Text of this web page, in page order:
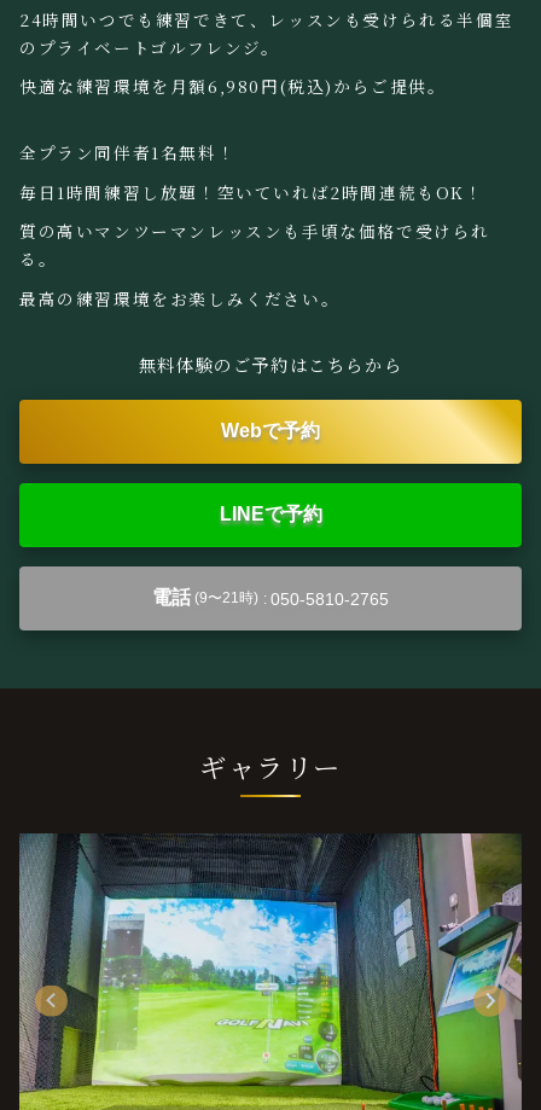
24時間いつでも練習できて、レッスンも受けられる半個室
のプライベートゴルフレンジ。
快適な練習環境を月額6,980円(税込)からご提供。
全プラン同伴者1名無料！
毎日1時間練習し放題！空いていれば2時間連続もOK！
質の高いマンツーマンレッスンも手頃な価格で受けられ
る。
最高の練習環境をお楽しみください。
無料体験のご予約はこちらから
Webで予約
LINEで予約
電話 (9〜21時) : 050-5810-2765
ギャラリー